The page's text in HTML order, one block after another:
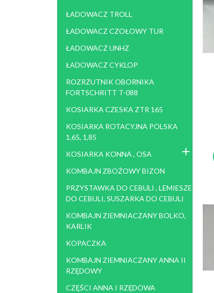
ŁADOWACZ TROLL
ŁADOWACZ CZOŁOWY TUR
ŁADOWACZ UNHZ
ŁADOWACZ CYKLOP
ROZRZUTNIK OBORNIKA
FORTSCHRITT T-088
KOSIARKA CZESKA ZTR 165
KOSIARKA ROTACYJNA POLSKA
1,65, 1,85
KOSIARKA KONNA , OSA
KOMBAJN ZBOŻOWY BIZON
PRZYSTAWKA DO CEBULI , LEMIESZE
DO CEBULI, SUSZARKA DO CEBULI
KOMBAJN ZIEMNIACZANY BOLKO,
KARLIK
KOPACZKA
KOMBAJN ZIEMNIACZANY ANNA II
RZĘDOWY
CZĘŚCI ANNA I RZĘDOWA